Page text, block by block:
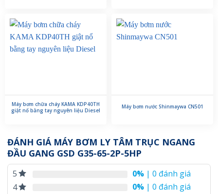
Máy bơm chữa cháy KAMA KDP40TH
giật nổ bằng tay nguyên liệu Diesel
Máy bơm nước Shinmaywa CN501
ĐÁNH GIÁ MÁY BƠM LY TÂM TRỤC NGANG
ĐẦU GANG GSD G35-65-2P-5HP
5 0% | 0 đánh giá
4
0% | 0 đánh giá